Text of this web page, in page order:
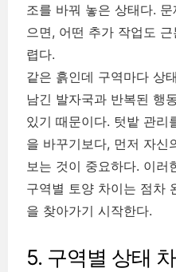
조를 바꿔 놓은 상태다.
으면, 어떤 추가 작업도
렵다.
같은 흙인데 구역마다 상
남긴 발자국과 반복된 행
있기 때문이다. 텃밭 관리
을 바꾸기보다, 먼저 자신
보는 것이 중요하다. 이러
구역별 토양 차이는 점차
을 찾아가기 시작한다.
5. 구역별 상태